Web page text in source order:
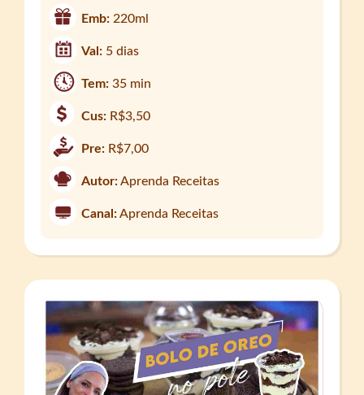
Emb: 220ml
Val: 5 dias
Tem:35 min
Cus: R$3,50
Pre: R$7,00
Autor:Aprenda Receitas
Canal:Aprenda Receitas